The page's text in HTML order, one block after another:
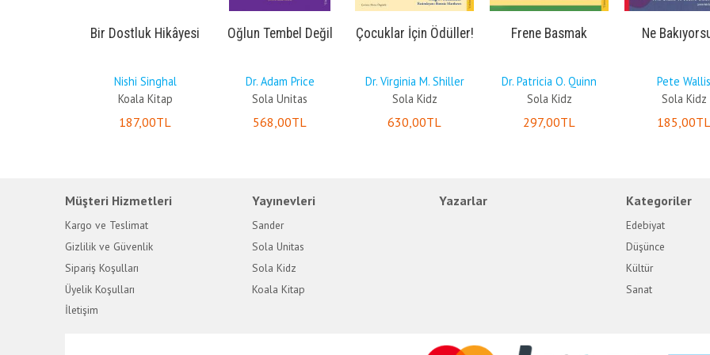
Bir Dostluk Hikâyesi
Nishi Singhal
Koala Kitap
187,00TL
Oğlun Tembel Değil
Dr. Adam Price
Sola Unitas
568,00TL
Çocuklar İçin Ödüller!
Dr. Virginia M. Shiller
Sola Kidz
630,00TL
Frene Basmak
Dr. Patricia O. Quinn
Sola Kidz
297,00TL
Ne
Pete Wallis
Sola Kidz
185,00TL
Müşteri Hizmetleri
Kargo ve Teslimat
Gizlilik ve Güvenlik
Sipariş Koşulları
Üyelik Koşulları
İletişim
Yayınevleri
Sander
Sola Unitas
Sola Kidz
Koala Kitap
Yazarlar Kategoriler
Edebiyat
Düşünce
Kültür
Sanat